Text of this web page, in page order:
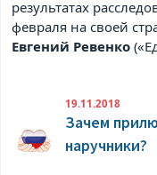
результатах
февраля на своей
Евгений Ревенко
19.11.2018
Зачем
наручники?